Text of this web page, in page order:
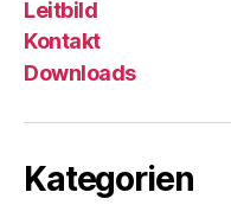
Leitbild
Kontakt
Downloads
Kategorien